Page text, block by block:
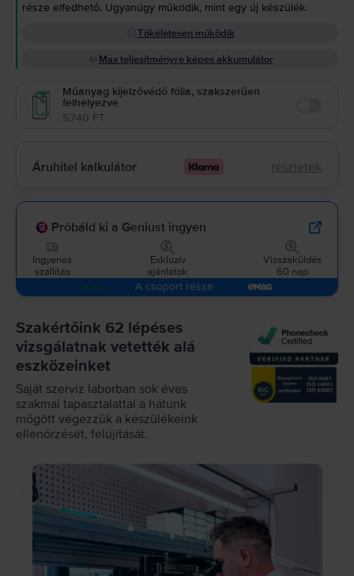
része elfedhető. Ugyanúgy működik, mint egy új készülék.
Tökéletesen működik
Max teljesítményre képes akkumulátor
Műanyag kijelzővédő fólia, szakszerűen
felhelyezve
5.740 FT
Áruhitel kalkulátor részletek
Próbáld ki a Geniust ingyen
Ingyenes
szállítás
Exkluzív
ajánlatok
Visszaküldés
60 nap
A csoport része
Szakértőink 62 lépéses
vizsgálatnak vetették alá
eszközeinket
Saját szerviz laborban sok éves
szakmai tapasztalattal a hátunk
mögött végezzük a készülékeink
ellenőrzését, felújítását.